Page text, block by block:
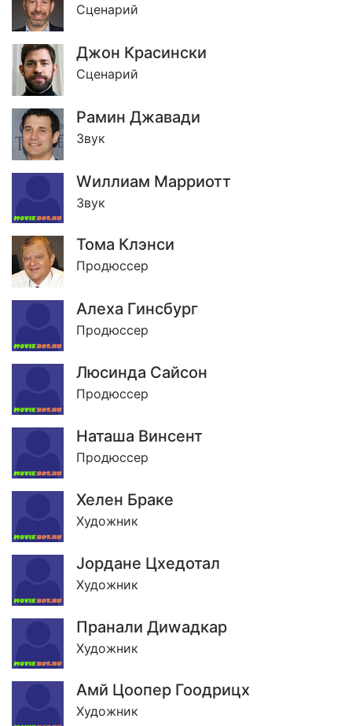
Сценарий
Джон Красински
Сценарий
Рамин Джавади
Звук
Wиллиам Марриотт
Звук
Тома Клэнси
Продюссер
Алеxа Гинсбург
Продюссер
Люсинда Сайсон
Продюссер
Наташа Винсент
Продюссер
Хелен Браке
Художник
Jордане Цхедотал
Художник
Пранали Диwадкар
Художник
Амй Цоопер Гоодрицх
Художник